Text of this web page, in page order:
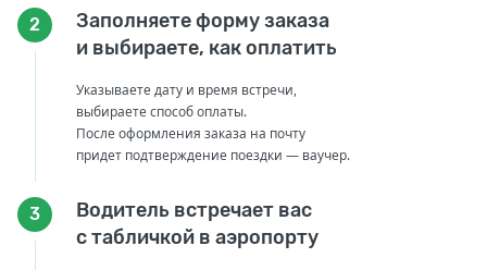
2
Заполняете форму заказа
и выбираете, как оплатить
Указываете дату и время встречи,
выбираете способ оплаты.
После оформления заказа на почту
придет подтверждение поездки — ваучер.
3
Водитель встречает вас
с табличкой в аэропорту